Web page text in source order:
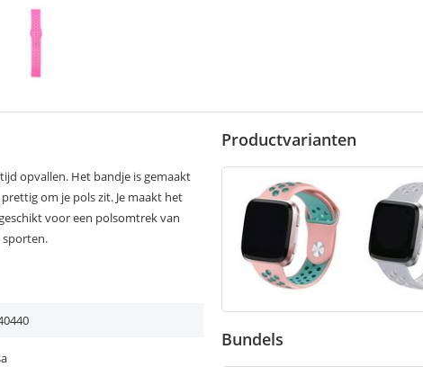
opvallen. Het bandje is gemaakt
om je pols zit. Je maakt het
voor een polsomtrek van
sporten.
Productvarianten
Bundels